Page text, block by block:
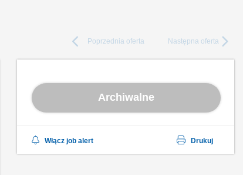
Poprzednia oferta Następna oferta
Archiwalne
Włącz job alert Drukuj